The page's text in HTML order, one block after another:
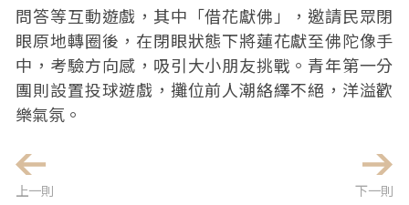
問答等互動遊戲，其中「借花獻佛」，邀請民眾閉
眼原地轉圈後，在閉眼狀態下將蓮花獻至佛陀像手
中，考驗方向感，吸引大小朋友挑戰。青年第一分
團則設置投球遊戲，攤位前人潮絡繹不絕，洋溢歡
樂氣氛。
上一則 下一則